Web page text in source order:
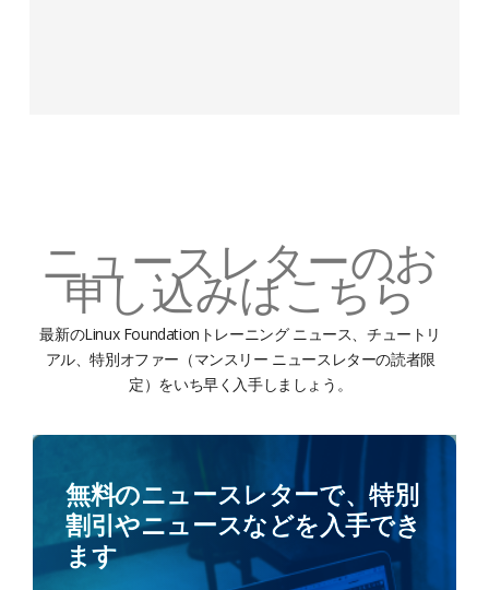
ニュースレターのお
申し込みはこちら
最新のLinux Foundationトレーニング ニュース、チュートリ
アル、特別オファー（マンスリー ニュースレターの読者限
定）をいち早く入手しましょう。
無料のニュースレターで、特別
割引やニュースなどを入手でき
ます